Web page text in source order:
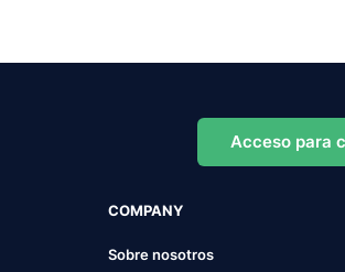
Acceso para
COMPANY
Sobre nosotros